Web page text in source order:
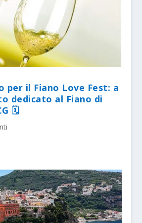
il Fiano Love Fest: a
dedicato al Fiano di
🗓